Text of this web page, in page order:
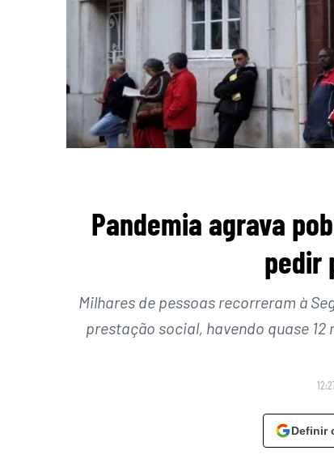
Pandemia agrava
pedir
Milhares de pessoas recorreram à
prestação social, havendo quase
Definir